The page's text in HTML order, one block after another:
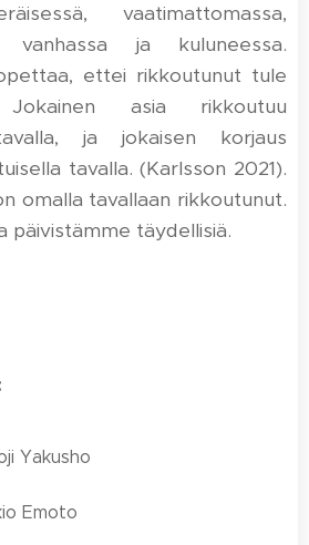
vaatimattomassa,
vanhassa ja kuluneessa.
ettei rikkoutunut tule
Jokainen asia rikkoutuu
ja jokaisen korjaus
tavalla. (Karlsson 2021).
omalla tavallaan rikkoutunut.
päivistämme täydellisiä.
Yakusho
Emoto